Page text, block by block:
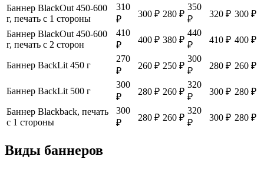
Баннер BlackOut 450-600
г, печать с 1 стороны
310
₽
300 ₽ 280 ₽
350
₽
320 ₽ 300 ₽
Баннер BlackOut 450-600
г, печать с 2 сторон
410
₽
400 ₽ 380 ₽
440
₽
410 ₽ 400 ₽
Баннер BackLit 450 г
270
₽
260 ₽ 250 ₽
300
₽
280 ₽ 260 ₽
Баннер BackLit 500 г
300
₽
280 ₽ 260 ₽
320
₽
300 ₽ 280 ₽
Баннер Blackback, печать
с 1 стороны
300
₽
280 ₽ 260 ₽
320
₽
300 ₽ 280 ₽
Виды баннеров